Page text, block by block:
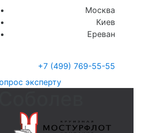
Москва
Киев
Ереван
+7 (499) 769-55-55
эксперту